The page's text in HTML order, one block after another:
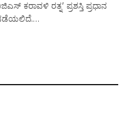
ರತ್ನ’ ಪ್ರಶಸ್ತಿ ಪ್ರಧಾನ
ನಡೆಯಲಿದೆ.…